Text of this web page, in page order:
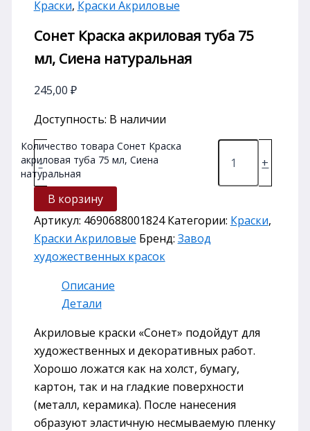
Краски, Краски Акриловые
Сонет Краска акриловая туба 75
мл, Сиена натуральная
245,00 ₽
Доступность: В наличии
-
Количество товара Сонет Краска
акриловая туба 75 мл, Сиена
натуральная
+
В корзину
Артикул: 4690688001824 Категории: Краски,
Краски Акриловые Бренд: Завод
художественных красок
Описание
Детали
Акриловые краски «Сонет» подойдут для
художественных и декоративных работ.
Хорошо ложатся как на холст, бумагу,
картон, так и на гладкие поверхности
(металл, керамика). После нанесения
образуют эластичную несмываемую пленку